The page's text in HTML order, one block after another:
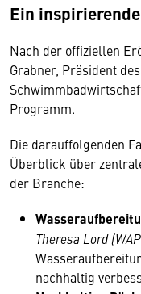
Ein
Nach der offiziellen
Grabner, Präsident
Programm.
Die darauffolgenden
Überblick über
der Branche:
Theresa Lord
nachhaltig